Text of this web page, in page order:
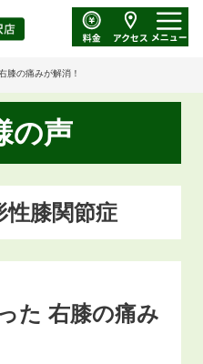
膝の痛みが解消！
の声
性膝関節症
た 右膝の痛み